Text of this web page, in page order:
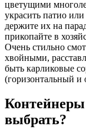
цветущими
украсить патио
держите их на
прикопайте в
Очень стильно
хвойными,
быть карликовые
(горизонтальный
Контейнеры
выбрать?